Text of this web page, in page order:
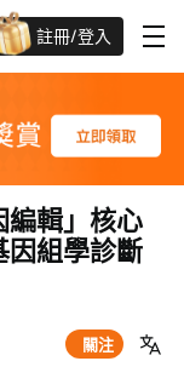
註冊/登入
迎新驚喜賞 股票/BTC等任你揀!
關注
編輯」核心
因組學診斷